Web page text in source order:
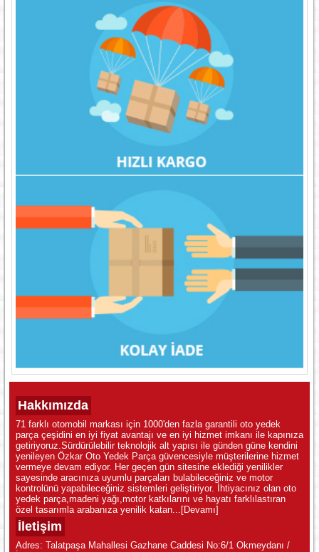
Hakkımızda
71 farklı otomobil markası için 1000'den fazla garantili oto yedek
parça çeşidini en iyi fiyat avantajı ve en iyi hizmet imkanı ile kapınıza
getiriyoruz.Sürdürülebilir teknolojik alt yapısı ile günden güne kendini
yenileyen Özkar Oto Yedek Parça güvencesiyle müşterilerine hizmet
vermeye devam ediyor. Her geçen gün sitesine eklediği yenilikler
sayesinde aracınıza uyumlu parçaları bulabileceğiniz ve motor
kontrolünü yapabileceğiniz sistemleri geliştiriyor. İhtiyacınız olan oto
yedek parça,madeni yağı,motor katkılarını ve hayatı farklılastıran
özel tasarımla arabanıza yenilik katan... [Devamı]
İletişim
Adres: Talatpaşa Mahallesi Gazhane Caddesi No:6/1 Okmeydanı /